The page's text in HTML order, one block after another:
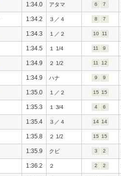
1:34.0 アタマ 6 7
1:34.2 ３／４ 8 7
1:34.3 １／２ 10 11
1:34.5 １ 1/4 11 9
1:34.9 ２ 1/2 11 12
1:34.9 ハナ 9 9
1:35.0 １／２ 15 15
1:35.3 １ 3/4 4 6
1:35.4 ３／４ 14 14
1:35.8 ２ 1/2 15 15
1:35.9 クビ 3 2
1:36.2 ２ 2 2